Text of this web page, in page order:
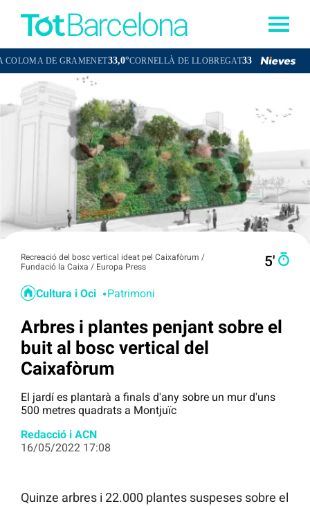
GRAMENET33,0°CORNELLÀ DE LLOBREGAT 33,7°SANT BOI DE
Recreació del bosc vertical ideat pel Caixafòrum /
Fundació la Caixa / Europa Press
5′
Cultura i Oci Patrimoni
Arbres i plantes penjant sobre el
buit al bosc vertical del
Caixafòrum
El jardí es plantarà a finals d'any sobre un mur d'uns
500 metres quadrats a Montjuïc
Redacció i ACN
16/05/2022 17:08
Quinze arbres i 22.000 plantes suspeses sobre el